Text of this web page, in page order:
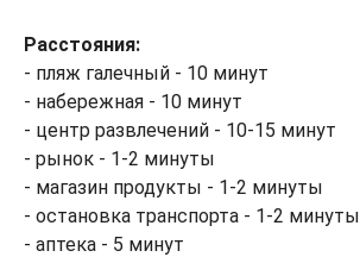
Расстояния:
- пляж галечный - 10 минут
- набережная - 10 минут
- центр развлечений - 10-15 минут
- рынок - 1-2 минуты
- магазин продукты - 1-2 минуты
- остановка транспорта - 1-2 минуты
- аптека - 5 минут